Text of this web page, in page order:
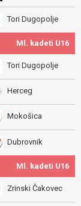
Tori Dugopolje
Ml. kadeti U16
Tori Dugopolje
Herceg
Mokošica
Dubrovnik
Ml. kadeti U16
Zrinski Čakovec